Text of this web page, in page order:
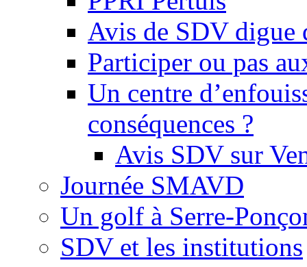
Avis de SDV digue
Participer ou pas
Un centre
conséquences ?
Avis SDV sur
Journée SMAVD
Un golf à Serre-
SDV et les institutions